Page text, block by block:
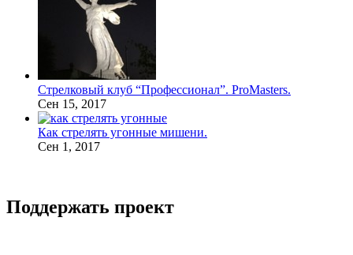
Стрелковый клуб “Профессионал”. ProMasters.
Сен 15, 2017
Как стрелять угонные мишени.
Сен 1, 2017
Поддержать проект